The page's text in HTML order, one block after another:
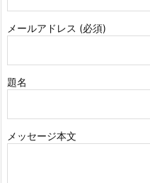
メールアドレス (必須)
題名
メッセージ本文